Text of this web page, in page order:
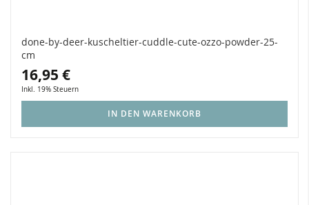
done-by-deer-kuscheltier-cuddle-cute-ozzo-powder-25-
cm
16,95 €
Inkl. 19% Steuern
IN DEN WARENKORB